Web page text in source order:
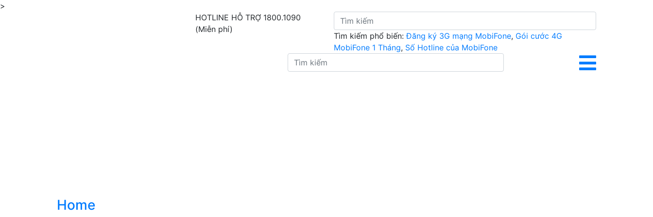
>
HOTLINE HỖ TRỢ 1800.1090
(Miễn phí)
Tìm kiếm phổ biến: Đăng ký 3G mạng MobiFone, Gói cước 4G
MobiFone 1 Tháng, Số Hotline của MobiFone
Home